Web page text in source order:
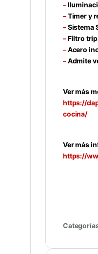
–
–Timer y
–Sistema
–Filtro
–Acero
–Admite
Ver más
https://
cocina/
Ver más
https://